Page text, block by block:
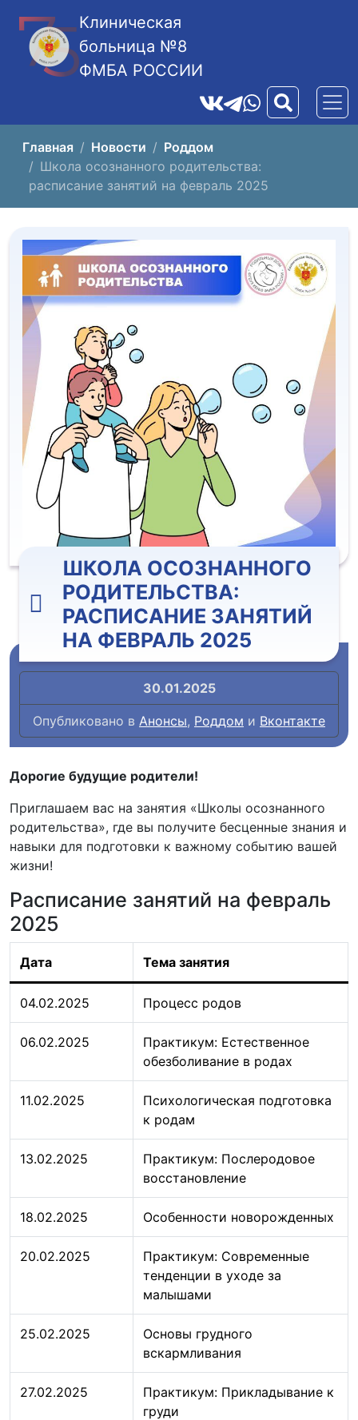
Клиническая
больница №8
ФМБА РОССИИ
Главная Новости
Роддом
Школа осознанного родительства:
расписание занятий на февраль 2025
ШКОЛА ОСОЗНАННОГО
РОДИТЕЛЬСТВА:
РАСПИСАНИЕ ЗАНЯТИЙ
НА ФЕВРАЛЬ 2025
30.01.2025
Опубликовано в Анонсы, Роддом и Вконтакте
Дорогие будущие родители!
Приглашаем вас на занятия «Школы осознанного
родительства», где вы получите бесценные знания и
навыки для подготовки к важному событию вашей
жизни!
Расписание занятий на февраль
2025
Дата Тема занятия
04.02.2025 Процесс родов
06.02.2025
Практикум: Естественное
обезболивание в родах
11.02.2025
Психологическая подготовка
к родам
13.02.2025
Практикум: Послеродовое
восстановление
18.02.2025 Особенности новорожденных
20.02.2025
Практикум: Современные
тенденции в уходе за
малышами
25.02.2025
Основы грудного
вскармливания
27.02.2025
Практикум: Прикладывание к
груди